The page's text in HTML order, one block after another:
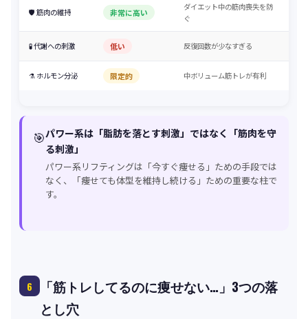
🛡️ 筋肉の維持 非常に高い
ダイエット中の筋肉喪失を防
ぐ
🧪 代謝への刺激 低い 反復回数が少なすぎる
⚗️ ホルモン分泌 限定的 中ボリューム筋トレが有利
🎯パワー系は「脂肪を落とす刺激」ではなく「筋肉を守
る刺激」
パワー系リフティングは「今すぐ痩せる」ための手段では
なく、「痩せても体型を維持し続ける」ための重要な柱で
す。
6
「筋トレしてるのに痩せない…」3つの落
とし穴